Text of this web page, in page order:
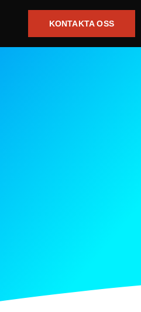
KONTAKTA OSS